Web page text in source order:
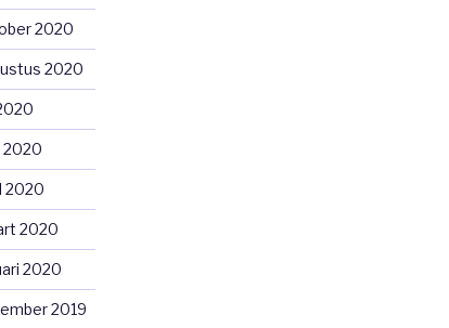
2020
2020
2020
2020
2020
2020
2019